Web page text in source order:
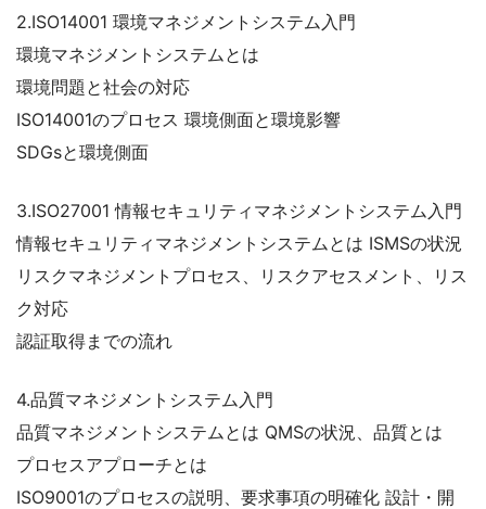
2.ISO14001 環境マネジメントシステム入門
環境マネジメントシステムとは
環境問題と社会の対応
ISO14001のプロセス 環境側面と環境影響
SDGsと環境側面
3.ISO27001 情報セキュリティマネジメントシステム入門
情報セキュリティマネジメントシステムとは ISMSの状況
リスクマネジメントプロセス、リスクアセスメント、リス
ク対応
認証取得までの流れ
4.品質マネジメントシステム入門
品質マネジメントシステムとは QMSの状況、品質とは
プロセスアプローチとは
ISO9001のプロセスの説明、要求事項の明確化 設計・開